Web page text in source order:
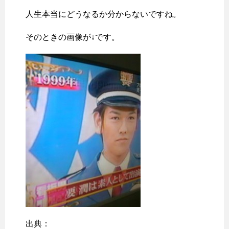
人生本当にどうなるか分からないですね。
そのときの画像が↓です。
出典：